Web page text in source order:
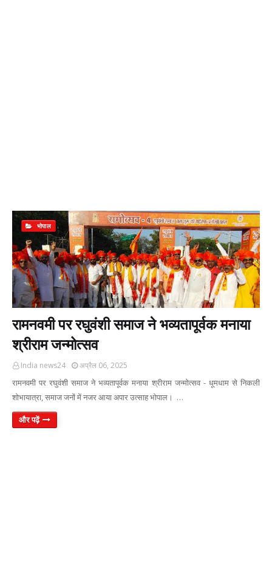
भोपाल
रामनवमी पर रघुवंशी समाज ने भव्यतापूर्वक मनाया
श्रीराम जन्मोत्सव
India news24 अप्रैल 06, 2025
रामनवमी पर रघुवंशी समाज ने भव्यतापूर्वक मनाया श्रीराम जन्मोत्सव - धूमधाम से निकली
शोभायात्रा, समाज जनों में नजर आया अपार उत्साह भोपाल। …
और पढ़ें